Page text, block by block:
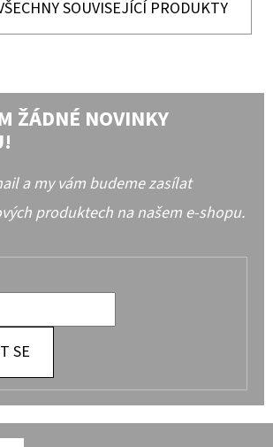
SOUVISEJÍCÍ PRODUKTY
ŽÁDNÉ NOVINKY
a my vám budeme zasílat
produktech na našem e-shopu.
SE